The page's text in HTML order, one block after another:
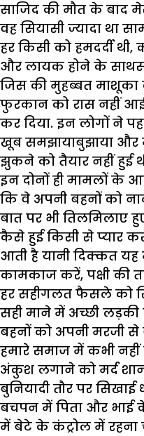
साजिद की मौत के बाद
वह सियासी ज्यादा था
हर किसी को हमदर्दी थी,
और लायक होने के
जिस की मुहब्बत माशूका
फुरकान को रास नहीं
कर दिया. इन लोगों ने
खूब समझायाबुझाया और
झुकने को तैयार नहीं हुई
इन दोनों ही मामलों के
कि वे अपनी बहनों को
बात पर भी तिलमिलाए
कैसे हुई किसी से प्यार
आती है यानी दिक्कत
कामकाज करें, पक्षी की
हर सहीगलत फैसले को
सही माने में अच्छी लड़की
बहनों को अपनी मरजी
हमारे समाज में कभी
अंकुश लगाने को मर्द
बुनियादी तौर पर
बचपन में पिता और भाई
में बेटे के कंट्रोल में रहना